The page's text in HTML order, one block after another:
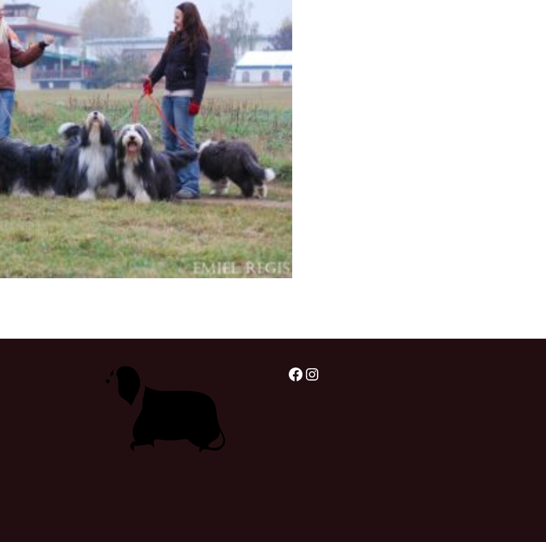
štěňátka „C“
štěňátka „B“
Facebook
Instagram